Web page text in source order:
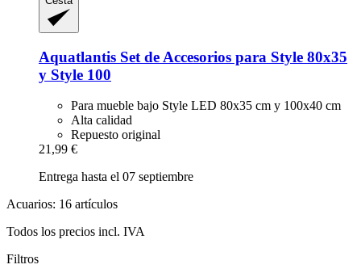
Aquatlantis Set de Accesorios para Style 80x35
y Style 100
Para mueble bajo Style LED 80x35 cm y 100x40 cm
Alta calidad
Repuesto original
21,99 €
Entrega hasta el 07 septiembre
Acuarios: 16 artículos
Todos los precios incl. IVA
Filtros